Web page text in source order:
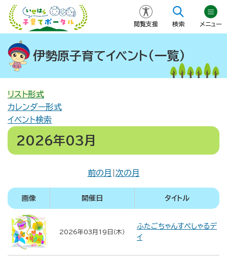
閲覧支援 検索 メニュー
伊勢原子育てイベント(一覧)
リスト形式
カレンダー形式
イベント検索
2026年03月
前の月 次の月
画像 開催日 タイトル
2026年03月19日（木）
ふたごちゃんすぺしゃるデ
イ